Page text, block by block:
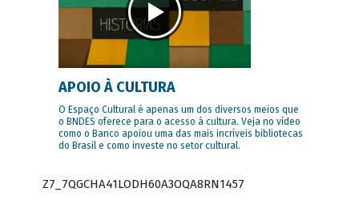
APOIO À CULTURA
O Espaço Cultural é apenas um dos diversos meios que
o BNDES oferece para o acesso à cultura. Veja no vídeo
como o Banco apoiou uma das mais incríveis bibliotecas
do Brasil e como investe no setor cultural.
Z7_7QGCHA41LODH60A3OQA8RN1457